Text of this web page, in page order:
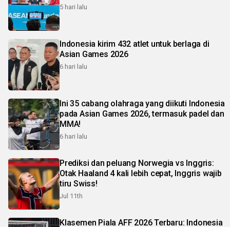
5 hari lalu
Indonesia kirim 432 atlet untuk berlaga di
Asian Games 2026
6 hari lalu
Ini 35 cabang olahraga yang diikuti Indonesia
pada Asian Games 2026, termasuk padel dan
MMA!
6 hari lalu
Prediksi dan peluang Norwegia vs Inggris:
Otak Haaland 4 kali lebih cepat, Inggris wajib
tiru Swiss!
Jul 11th
Klasemen Piala AFF 2026 Terbaru: Indonesia